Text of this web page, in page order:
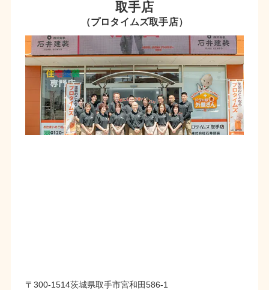
取手店
（プロタイムズ取手店）
〒300-1514茨城県取手市宮和田586-1